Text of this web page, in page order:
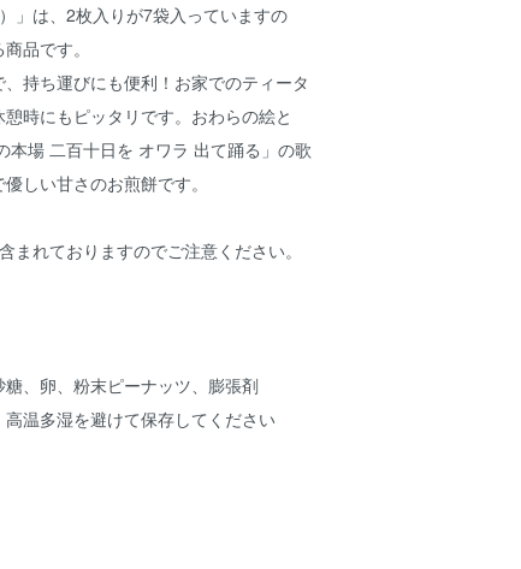
」は、2枚入りが7袋入っていますの
品です。
持ち運びにも便利！お家でのティータ
時にもピッタリです。おわらの絵と
本場 二百十日を オワラ 出て踊る」の歌
しい甘さのお煎餅です。
まれておりますのでご注意ください。
糖、卵、粉末ピーナッツ、膨張剤
高温多湿を避けて保存してください